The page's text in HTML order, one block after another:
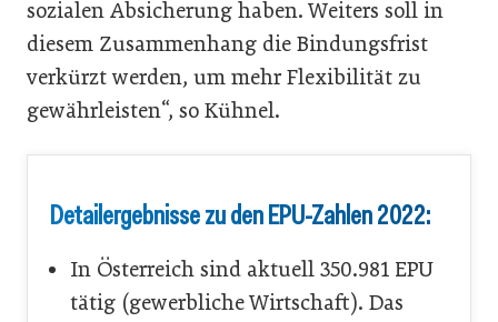
sozialen Absicherung haben. Weiters soll in
diesem Zusammenhang die Bindungsfrist
verkürzt werden, um mehr Flexibilität zu
gewährleisten“, so Kühnel.
Detailergebnisse zu den EPU-Zahlen 2022:
In Österreich sind aktuell 350.981 EPU
tätig (gewerbliche Wirtschaft). Das